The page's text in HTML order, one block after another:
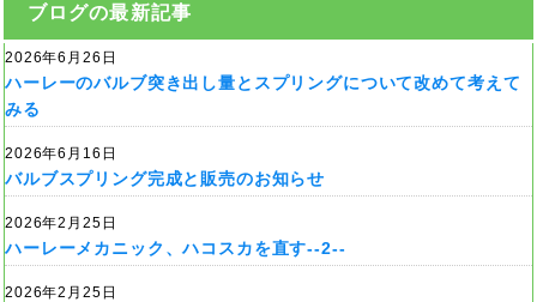
ブログの最新記事
2026年6月26日
ハーレーのバルブ突き出し量とスプリングについて改めて考えて
みる
2026年6月16日
バルブスプリング完成と販売のお知らせ
2026年2月25日
ハーレーメカニック、ハコスカを直す--2--
2026年2月25日